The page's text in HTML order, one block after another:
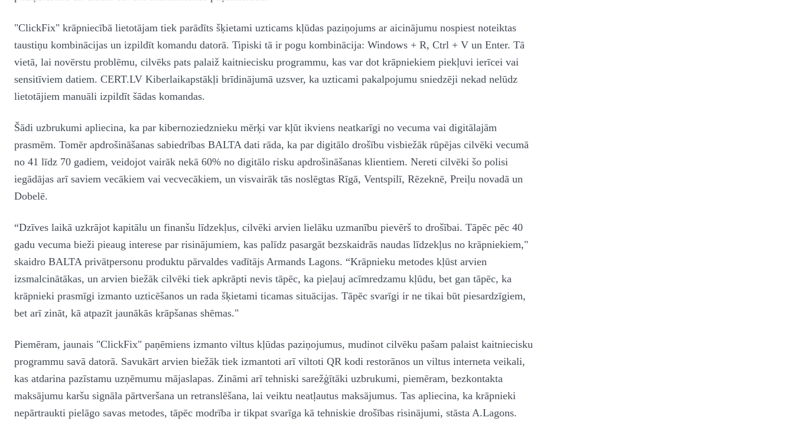
"ClickFix" krāpniecībā lietotājam tiek parādīts šķietami uzticams kļūdas paziņojums ar aicinājumu nospiest noteiktas
taustiņu kombinācijas un izpildīt komandu datorā. Tipiski tā ir pogu kombinācija: Windows + R, Ctrl + V un Enter. Tā
vietā, lai novērstu problēmu, cilvēks pats palaiž kaitniecisku programmu, kas var dot krāpniekiem piekļuvi ierīcei vai
sensitīviem datiem. CERT.LV Kiberlaikapstākļi brīdinājumā uzsver, ka uzticami pakalpojumu sniedzēji nekad nelūdz
lietotājiem manuāli izpildīt šādas komandas.
Šādi uzbrukumi apliecina, ka par kibernoziedznieku mērķi var kļūt ikviens neatkarīgi no vecuma vai digitālajām
prasmēm. Tomēr apdrošināšanas sabiedrības BALTA dati rāda, ka par digitālo drošību visbiežāk rūpējas cilvēki vecumā
no 41 līdz 70 gadiem, veidojot vairāk nekā 60% no digitālo risku apdrošināšanas klientiem. Nereti cilvēki šo polisi
iegādājas arī saviem vecākiem vai vecvecākiem, un visvairāk tās noslēgtas Rīgā, Ventspilī, Rēzeknē, Preiļu novadā un
Dobelē.
“Dzīves laikā uzkrājot kapitālu un finanšu līdzekļus, cilvēki arvien lielāku uzmanību pievērš to drošībai. Tāpēc pēc 40
gadu vecuma bieži pieaug interese par risinājumiem, kas palīdz pasargāt bezskaidrās naudas līdzekļus no krāpniekiem,"
skaidro BALTA privātpersonu produktu pārvaldes vadītājs Armands Lagons. “Krāpnieku metodes kļūst arvien
izsmalcinātākas, un arvien biežāk cilvēki tiek apkrāpti nevis tāpēc, ka pieļauj acīmredzamu kļūdu, bet gan tāpēc, ka
krāpnieki prasmīgi izmanto uzticēšanos un rada šķietami ticamas situācijas. Tāpēc svarīgi ir ne tikai būt piesardzīgiem,
bet arī zināt, kā atpazīt jaunākās krāpšanas shēmas."
Piemēram, jaunais "ClickFix" paņēmiens izmanto viltus kļūdas paziņojumus, mudinot cilvēku pašam palaist kaitniecisku
programmu savā datorā. Savukārt arvien biežāk tiek izmantoti arī viltoti QR kodi restorānos un viltus interneta veikali,
kas atdarina pazīstamu uzņēmumu mājaslapas. Zināmi arī tehniski sarežģītāki uzbrukumi, piemēram, bezkontakta
maksājumu karšu signāla pārtveršana un retranslēšana, lai veiktu neatļautus maksājumus. Tas apliecina, ka krāpnieki
nepārtraukti pielāgo savas metodes, tāpēc modrība ir tikpat svarīga kā tehniskie drošības risinājumi, stāsta A.Lagons.